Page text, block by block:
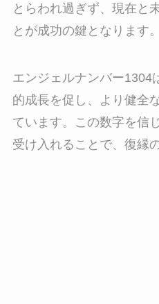
とらわれ過ぎず、現在と
とが成功の鍵となります。
エンジェルナンバー1304
的成長を促し、より健全
ています。この数字を信
受け入れることで、復縁